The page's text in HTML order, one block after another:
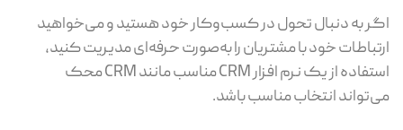
اگر به دنبال تحول در کسب‌وکار خود هستید و می‌خواهید
ارتباطات خود با مشتریان را به‌صورت حرفه‌ای مدیریت کنید،
استفاده از یک نرم افزار CRM مناسب مانند CRM محک
می‌تواند انتخاب مناسب باشد.